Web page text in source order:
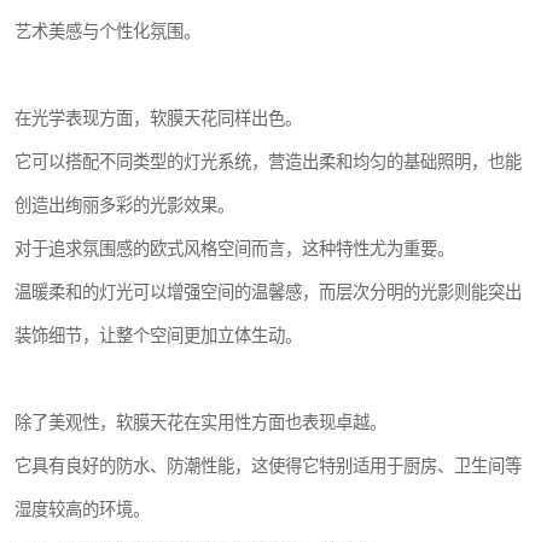
艺术美感与个性化氛围。
在光学表现方面，软膜天花同样出色。
它可以搭配不同类型的灯光系统，营造出柔和均匀的基础照明，也能
创造出绚丽多彩的光影效果。
对于追求氛围感的欧式风格空间而言，这种特性尤为重要。
温暖柔和的灯光可以增强空间的温馨感，而层次分明的光影则能突出
装饰细节，让整个空间更加立体生动。
除了美观性，软膜天花在实用性方面也表现卓越。
它具有良好的防水、防潮性能，这使得它特别适用于厨房、卫生间等
湿度较高的环境。